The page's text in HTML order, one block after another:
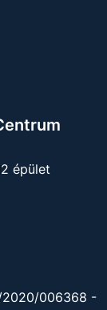
épület
2020/006368 -